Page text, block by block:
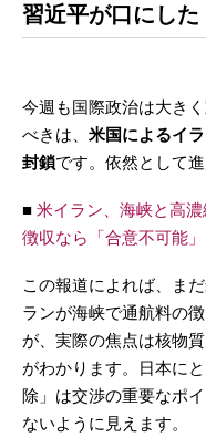
習近平が口にした
今週も国際政治は大き
べきは、 米国によるイ
封鎖です。依然として
■ 米イラン、海峡と高
徴収なら「合意不可能」
この報道によれば、ま
ランが海峡で通航料の
が、実際の焦点は核物
がわかります。日本に
除」は交渉の重要なポ
ないように見えます。